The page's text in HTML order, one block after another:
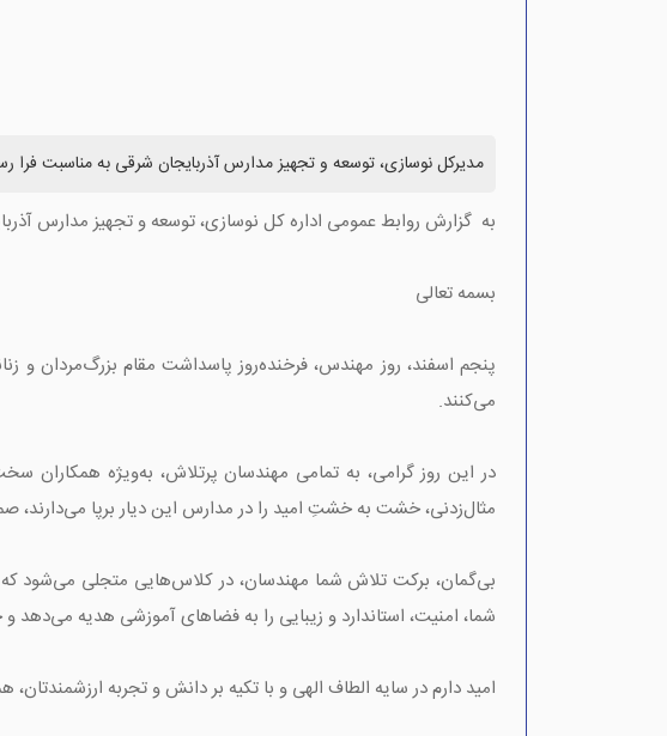
مدیرکل نوسازی، توسعه و تجهیز مدارس آذربایجان شرقی به مناسبت
به گزارش روابط عمومی اداره کل نوسازی، توسعه و تجهیز مدارس
بسمه تعالی
پنجم اسفند، روز مهندس، فرخنده‌روز پاسداشت مقام بزرگ‌مردان و
می‌کنند.
در این روز گرامی، به تمامی مهندسان پرتلاش، به‌ویژه
مثال‌زدنی، خشت به خشتِ امید را در مدارس این دیار برپا می‌دارند،
بی‌گمان، برکت تلاش شما مهندسان، در کلاس‌هایی متجلی می‌شود که
شما، امنیت، استاندارد و زیبایی را به فضاهای آموزشی هدیه می‌دهد
امید دارم در سایه الطاف الهی و با تکیه بر دانش و تجربه